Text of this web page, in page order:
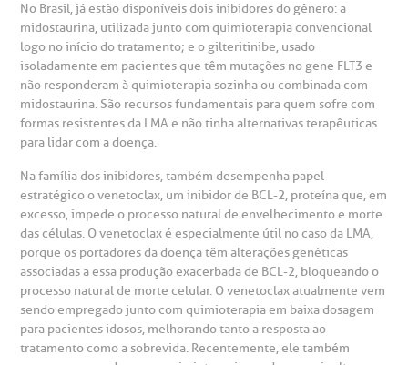
Saiba mais
R. Colômbia, 332
CEP: 01438-000 | Jardim Paulista
São Paulo - SP
de órgãos
de cuidado
e perdidos
No Brasil, já estão disponíveis dois inibidores do gênero: a
midostaurina, utilizada junto com quimioterapia convencional
logo no início do tratamento; e o gilteritinibe, usado
isoladamente em pacientes que têm mutações no gene FLT3 e
não responderam à quimioterapia sozinha ou combinada com
midostaurina. São recursos fundamentais para quem sofre com
formas resistentes da LMA e não tinha alternativas terapêuticas
para lidar com a doença.
Na família dos inibidores, também desempenha papel
estratégico o venetoclax, um inibidor de BCL-2, proteína que, em
excesso, impede o processo natural de envelhecimento e morte
das células. O venetoclax é especialmente útil no caso da LMA,
porque os portadores da doença têm alterações genéticas
associadas a essa produção exacerbada de BCL-2, bloqueando o
processo natural de morte celular. O venetoclax atualmente vem
sendo empregado junto com quimioterapia em baixa dosagem
para pacientes idosos, melhorando tanto a resposta ao
tratamento como a sobrevida. Recentemente, ele também